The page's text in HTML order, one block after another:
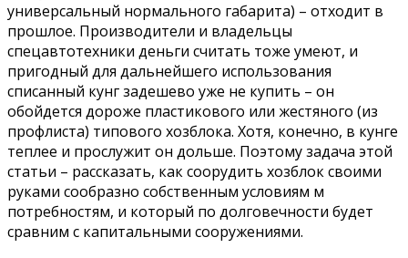
универсальный нормального габарита) – отходит в
прошлое. Производители и владельцы
спецавтотехники деньги считать тоже умеют, и
пригодный для дальнейшего использования
списанный кунг задешево уже не купить – он
обойдется дороже пластикового или жестяного (из
профлиста) типового хозблока. Хотя, конечно, в кунге
теплее и прослужит он дольше. Поэтому задача этой
статьи – рассказать, как соорудить хозблок своими
руками сообразно собственным условиям м
потребностям, и который по долговечности будет
сравним с капитальными сооружениями.